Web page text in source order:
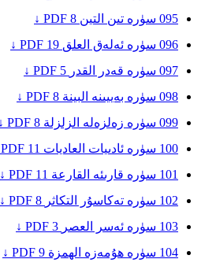
095 سۈرە تىن التين 8
PDF ↓
096 سۈرە ئەلەق العلق 19
PDF ↓
097 سۈرە قەدر القدر 5
PDF ↓
098 سۈرە بەييىنە البينة 8
PDF ↓
099 سۈرە زەلزەلە الزلزلة 8
PDF ↓
100 سۈرە ئادىيات العاديات 11
PDF ↓
101 سۈرە قارىئە القارعة 11
PDF ↓
102 سۈرە تەكاسۇر التكاثر 8
PDF ↓
103 سۈرە ئەسر العصر 3
PDF ↓
104 سۈرە ھۇمەزە الهمزة 9
PDF ↓